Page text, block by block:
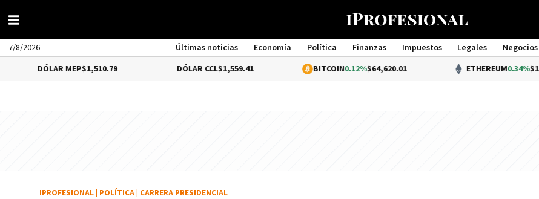
7/8/2026 Últimas noticias Economía Política Finanzas Impuestos Legales Negocios
Management
$1,510.79 $1,559.41 0.12%$64,620.01 ETHEREUM0.34%$1,904.10
IPROFESIONAL POLÍTICA CARRERA PRESIDENCIAL